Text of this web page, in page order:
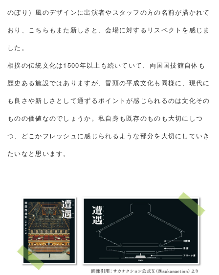
のぼり）風のデザインに出演者やスタッフの方の名前が描かれて
おり、こちらもまた新しさと、会場に対するリスペクトを感じま
した。
相撲の伝統文化は1500年以上も続いていて、両国国技館自体も
歴史ある施設ではありますが、冒頭の平成文化も同様に、現代に
も良さや新しさとして通ずるポイントが感じられるのは文化その
ものの価値なのでしょうか。私自身も既存のものも大切にしつ
つ、どこかフレッシュに感じられるような部分を大切にしていき
たいなと思います。